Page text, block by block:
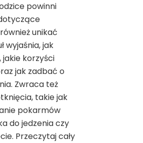
powinni
unikać
wyjaśnia, jak
jakie korzyści
jak zadbać o
Zwraca też
takie jak
pokarmów
do jedzenia czy
Przeczytaj cały